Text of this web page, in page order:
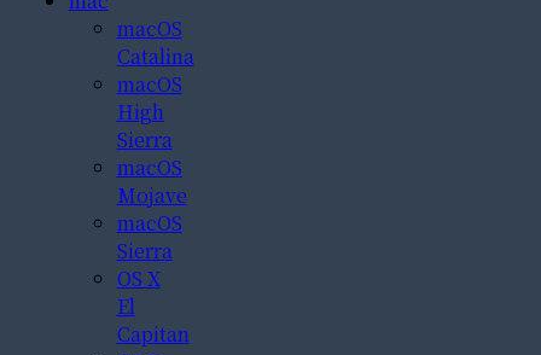
macOS
Catalina
macOS
High
Sierra
macOS
Mojave
macOS
Sierra
OS X
El
Capitan